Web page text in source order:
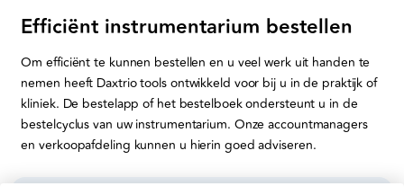
Efficiënt instrumentarium bestellen
Om efficiënt te kunnen bestellen en u veel werk uit handen te
nemen heeft Daxtrio tools ontwikkeld voor bij u in de praktijk of
kliniek. De bestelapp of het bestelboek ondersteunt u in de
bestelcyclus van uw instrumentarium. Onze accountmanagers
en verkoopafdeling kunnen u hierin goed adviseren.